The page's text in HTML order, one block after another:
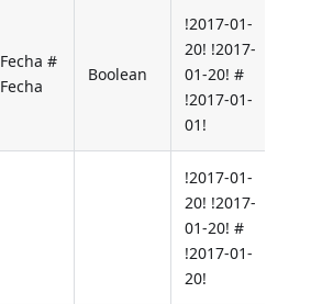
Fecha #
Fecha
Boolean
!2017-01-
20! !2017-
01-20! #
!2017-01-
01!
!2017-01-
20! !2017-
01-20! #
!2017-01-
20!